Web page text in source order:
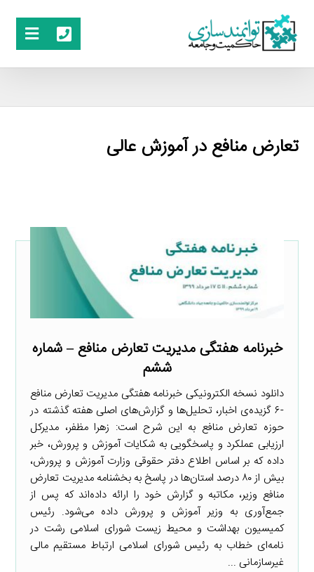
تعارض منافع در آموزش عالی
خبرنامه هفتگی مدیریت تعارض منافع – شماره
ششم
دانلود نسخه الکترونیکی خبرنامه هفتگی مدیریت تعارض منافع
-۶ گزیده‌ی اخبار، تحلیل‌ها و گزارش‌های اصلی هفته گذشته در
حوزه تعارض منافع به این شرح است: زهرا مظفر، مدیرکل
ارزیابی عملکرد و پاسخگویی به شکایات آموزش و پرورش، خبر
داده که بر اساس اطلاع دفتر حقوقی وزارت آموزش و پرورش،
بیش از ۸۰ درصد استان‌ها در پاسخ به بخشنامه مدیریت تعارض
منافع وزیر، مکاتبه و گزارش خود را ارائه داده‌اند که پس از
جمع‌آوری به وزیر آموزش و پرورش داده می‌شود. رئیس
کمیسیون بهداشت و محیط زیست شورای اسلامی رشت در
نامه‌ای خطاب به رئیس شورای اسلامی ارتباط مستقیم مالی
غیرسازمانی ...